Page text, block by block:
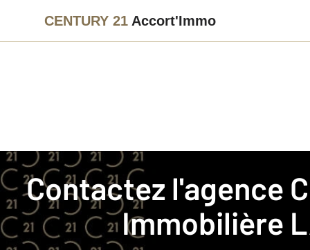
CENTURY 21 Accort'Immo
Contactez l'agence
Immobilière
Agence immobilière
Notre agence à LA